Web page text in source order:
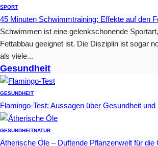
SPORT
45 Minuten Schwimmtraining: Effekte auf den
Schwimmen ist eine gelenkschonende
Fettabbau geeignet ist. Die Disziplin ist sogar
als viele...
Gesundheit
GESUNDHEIT
Flamingo-Test: Aussagen über Gesundheit und
GESUNDHEITNATUR
Ätherische Öle – Duftende Pflanzenwelt für die